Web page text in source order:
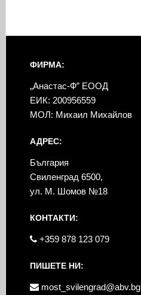
ФИРМА:
„Анастас-Ф” ЕООД
ЕИК: 200956559
МОЛ: Михаил Михайлов
АДРЕС:
България
Свиленград 6500,
ул. М. Шомов №18
КОНТАКТИ:
+359 878 123 079
ПИШЕТЕ НИ:
most_svilengrad@abv.bg